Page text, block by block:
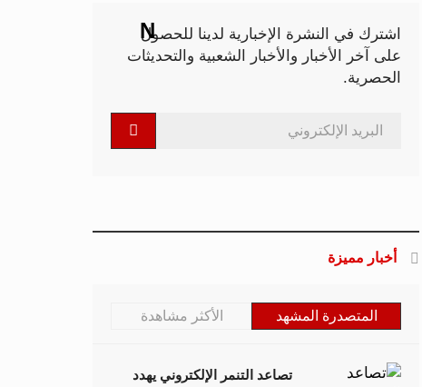
اشترك في النشرة الإخبارية لدينا للحصول
على آخر الأخبار والأخبار الشعبية والتحديثات
الحصرية.
أخبار مميزة
المتصدرة المشهد الأكثر مشاهدة
تصاعد التنمر الإلكتروني يهدد